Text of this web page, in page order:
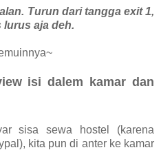
Turun dari tangga exit 1,
lurus aja deh.
isi dalem kamar dan
sisa sewa hostel (karena
kita pun di anter ke kamar